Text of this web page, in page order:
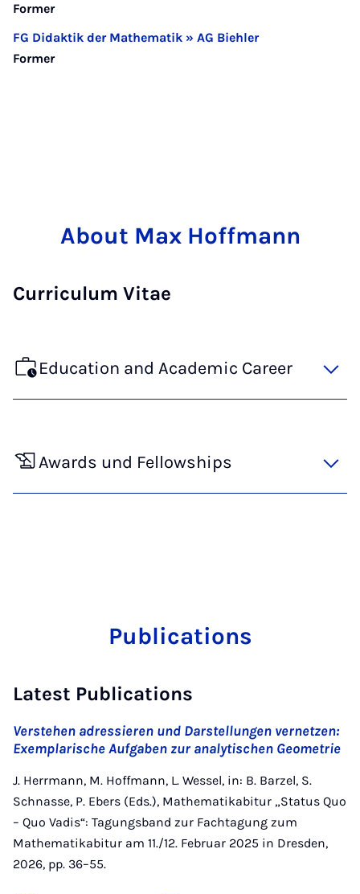
Former
FG Didaktik der Mathematik » AG Biehler
Former
About Max Hoffmann
Curriculum Vitae
Education and Academic Career
Awards und Fellowships
Publications
Latest Publications
Verstehen adressieren und Darstellungen vernetzen:
Exemplarische Aufgaben zur analytischen Geometrie
J. Herrmann, M. Hoffmann, L. Wessel, in: B. Barzel, S.
Schnasse, P. Ebers (Eds.), Mathematikabitur „Status Quo
– Quo Vadis“: Tagungsband zur Fachtagung zum
Mathematikabitur am 11./12. Februar 2025 in Dresden,
2026, pp. 36–55.